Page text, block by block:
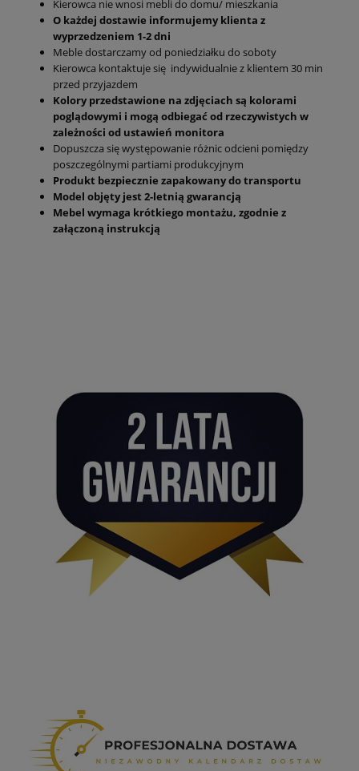
Kierowca nie wnosi mebli do domu/ mieszkania
O każdej dostawie informujemy klienta z
wyprzedzeniem 1-2 dni
Meble dostarczamy od poniedziałku do soboty
Kierowca kontaktuje się indywidualnie z klientem 30 min
przed przyjazdem
Kolory przedstawione na zdjęciach są kolorami
poglądowymi i mogą odbiegać od rzeczywistych w
zależności od ustawień monitora
Dopuszcza się występowanie różnic odcieni pomiędzy
poszczególnymi partiami produkcyjnym
Produkt bezpiecznie zapakowany do transportu
Model objęty jest 2-letnią gwarancją
Mebel wymaga krótkiego montażu, zgodnie z
załączoną instrukcją